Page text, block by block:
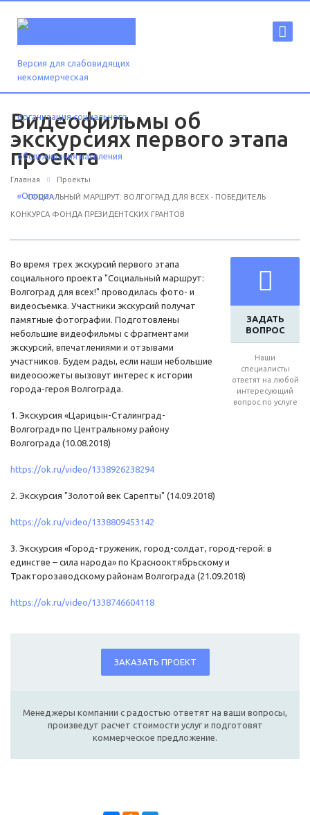
Версия для слабовидящих
Видеофильмы об
экскурсиях первого этапа
проекта
Главная Проекты
СОЦИАЛЬНЫЙ МАРШРУТ: ВОЛГОГРАД ДЛЯ ВСЕХ - ПОБЕДИТЕЛЬ
КОНКУРСА ФОНДА ПРЕЗИДЕНТСКИХ ГРАНТОВ
ЗАДАТЬ
ВОПРОС
Наши
специалисты
ответят на любой
интересующий
вопрос по услуге
Во время трех экскурсий первого этапа
социального проекта "Социальный маршрут:
Волгоград для всех!" проводилась фото- и
видеосъемка. Участники экскурсий получат
памятные фотографии. Подготовлены
небольшие видеофильмы с фрагментами
экскурсий, впечатлениями и отзывами
участников. Будем рады, если наши небольшие
видеосюжеты вызовут интерес к истории
города-героя Волгограда.
1. Экскурсия «Царицын-Сталинград-
Волгоград» по Центральному району
Волгограда (10.08.2018)
https://ok.ru/video/1338926238294
2. Экскурсия "Золотой век Сарепты" (14.09.2018)
https://ok.ru/video/1338809453142
3. Экскурсия «Город-труженик, город-солдат, город-герой: в
единстве – сила народа» по Краснооктябрьскому и
Тракторозаводскому районам Волгограда (21.09.2018)
https://ok.ru/video/1338746604118
ЗАКАЗАТЬ ПРОЕКТ
Менеджеры компании с радостью ответят на ваши вопросы,
произведут расчет стоимости услуг и подготовят
коммерческое предложение.